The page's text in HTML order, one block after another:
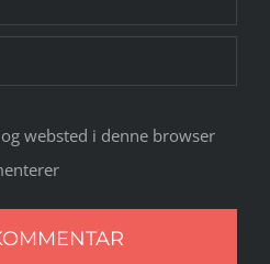
websted i denne browser